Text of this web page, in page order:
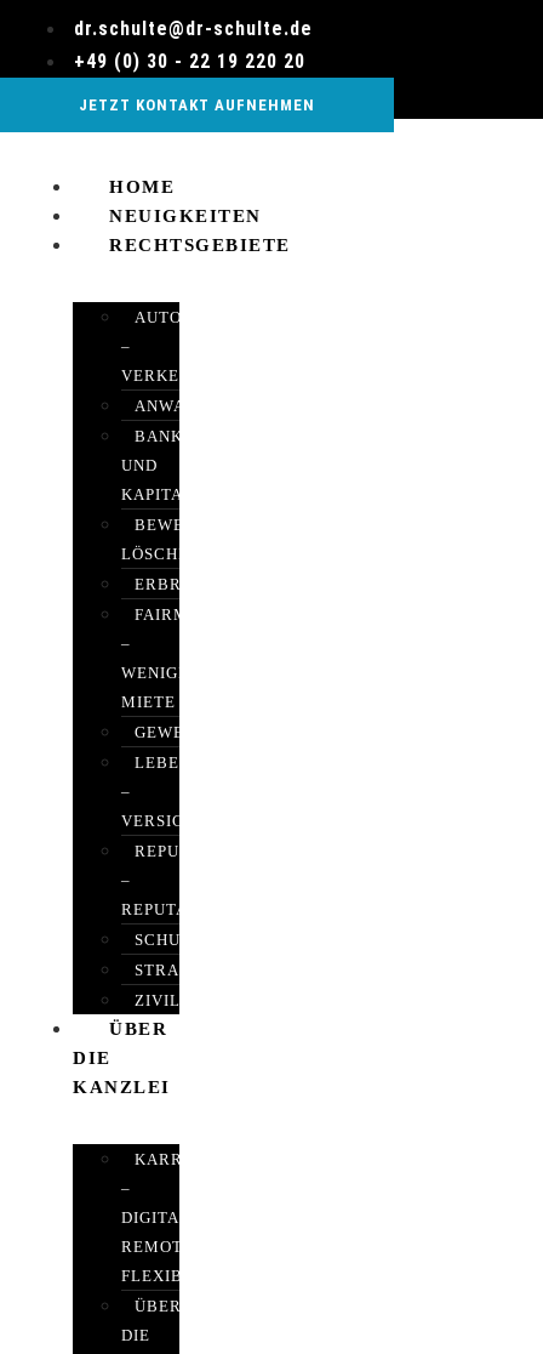
wechseln
dr.schulte@dr-schulte.de
+49 (0) 30 - 22 19 220 20
JETZT KONTAKT AUFNEHMEN
HOME
NEUIGKEITEN
RECHTSGEBIETE
AUTOBETRUG
–
VERKEHRSRECHT
ANWALTSHAFTUNGSRECHT
BANK-
UND
KAPITALMARKTRECHT
BEWERTUNGEN
LÖSCHEN
ERBRECHT
FAIRMIETEN
–
WENIGER
MIETE
GEWERBERECHT
LEBENSVERSICHERUNG
–
VERSICHERUNGSRECHT
REPUTATIONSRECHT
–
REPUTATIONSMANAGEMENT
SCHUFARECHT
STRAFRECHT
ZIVILRECHT
ÜBER
DIE
KANZLEI
KARRIERE
–
DIGITAL,
REMOTE,
FLEXIBEL
ÜBER
DIE